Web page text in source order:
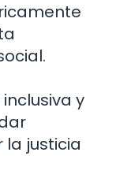
y
justicia